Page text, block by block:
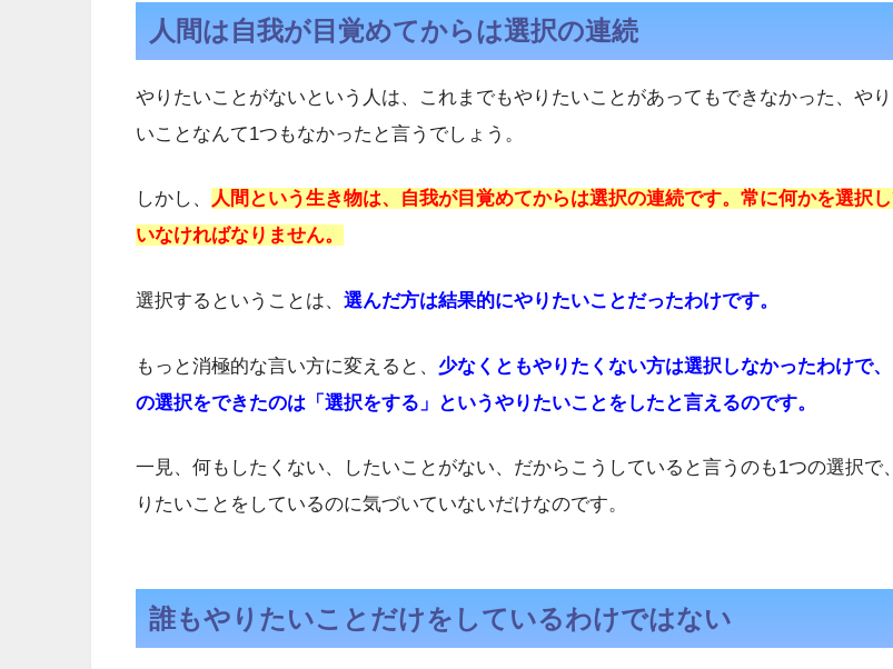
人間は自我が目覚めてからは選択の連続
やりたいことがないという人は、これまでもやりたいことがあってもできなかった、や
いことなんて1つもなかったと言うでしょう。
しかし、 人間という生き物は、自我が目覚めてからは選択の連続です。 常に何かを選択
いなければなりません。
選択するということは、 選んだ方は結果的にやりたいことだったわけです。
もっと消極的な言い方に変えると、 少なくともやりたくない方は選択しなかったわけで
の選択をできたのは「選択をする」というやりたいことをしたと言えるのです。
一見、何もしたくない、したいことがない、だからこうしていると言うのも1つの選択で
りたいことをしているのに気づいていないだけなのです。
誰もやりたいことだけをしているわけではない